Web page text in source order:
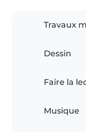
Travaux
Dessin
Faire la
Musique